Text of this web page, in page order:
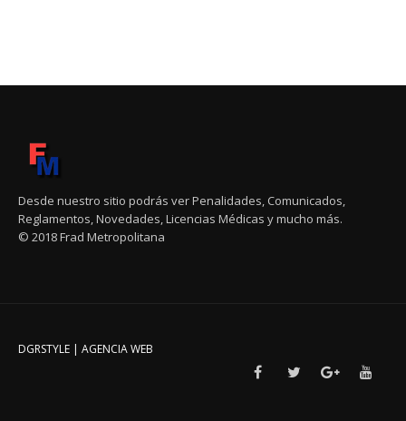
Desde nuestro sitio podrás ver Penalidades, Comunicados,
Reglamentos, Novedades, Licencias Médicas y mucho más.
© 2018 Frad Metropolitana
DGRSTYLE | AGENCIA WEB